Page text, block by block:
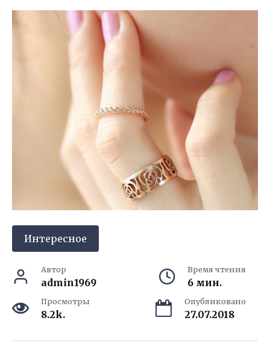
Интересное
Автор
admin1969
Время чтения
6 мин.
Просмотры
8.2k.
Опубликовано
27.07.2018